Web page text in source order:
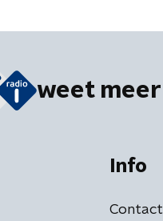
weet meer
Info
Contact